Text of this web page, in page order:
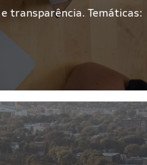
transparência. Temáticas: